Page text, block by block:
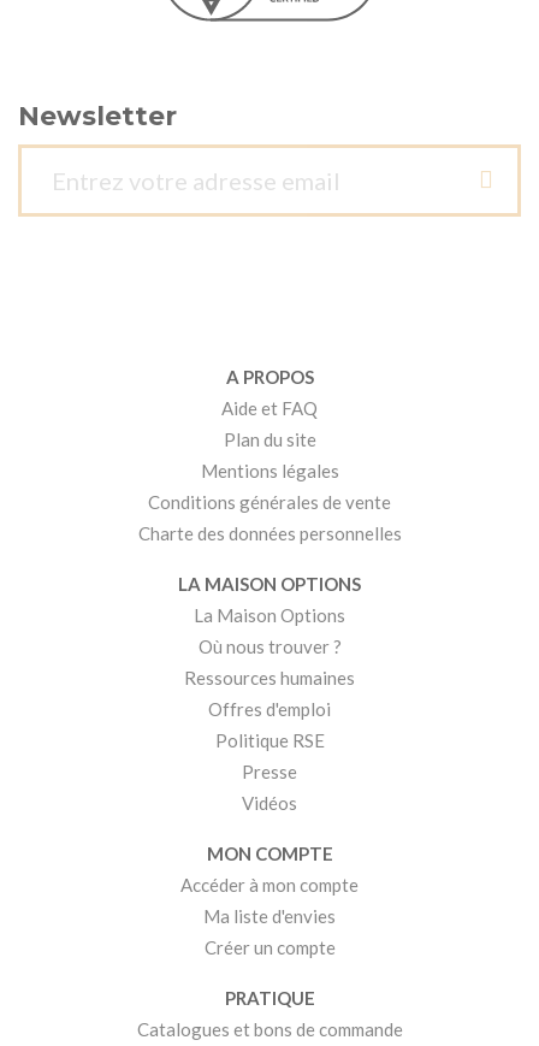
Newsletter
A PROPOS
Aide et FAQ
Plan du site
Mentions légales
Conditions générales de vente
Charte des données personnelles
LA MAISON OPTIONS
La Maison Options
Où nous trouver ?
Ressources humaines
Offres d'emploi
Politique RSE
Presse
Vidéos
MON COMPTE
Accéder à mon compte
Ma liste d'envies
Créer un compte
PRATIQUE
Catalogues et bons de commande